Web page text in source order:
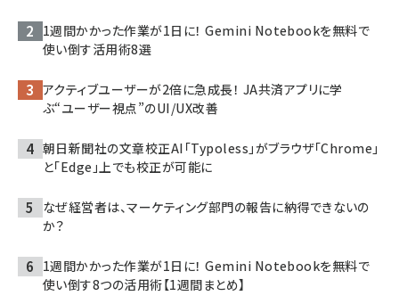
1週間かかった作業が1日に！ Gemini Notebookを無料で
使い倒す活用術8選
アクティブユーザーが2倍に急成長！ JA共済アプリに学
ぶ“ユーザー視点”のUI/UX改善
朝日新聞社の文章校正AI「Typoless」がブラウザ「Chrome」
と「Edge」上でも校正が可能に
なぜ経営者は、マーケティング部門の報告に納得できないの
か？
1週間かかった作業が1日に！ Gemini Notebookを無料で
使い倒す8つの活用術【1週間まとめ】